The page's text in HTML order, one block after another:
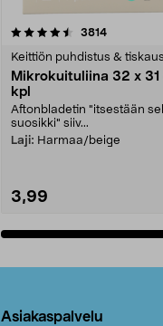
3814arvostelut
Keittiön puhdistus & tiskaus
Mikrokuituliina 32 x 31
kpl
Aftonbladetin "itsestään
suosikki" siiv...
Laji: Harmaa/beige
3,99
4.5viidestä
Asiakaspalvelu